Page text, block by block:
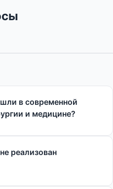
в современной
и медицине?
реализован